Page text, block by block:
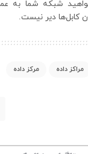
شبکه شما به
کابل‌ها دیر نیست.
مراکز داده مرکز داده